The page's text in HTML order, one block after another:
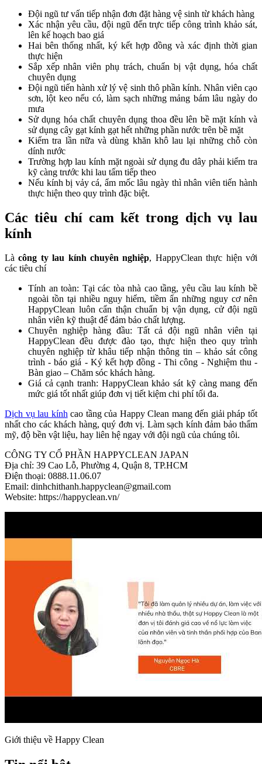
Đội ngũ tư vấn tiếp nhận đơn đặt hàng vệ sinh từ khách hàng
Xác nhận yêu cầu, đội ngũ đến trực tiếp công trình khảo sát,
lên kế hoạch bao giá
Hai bên thống nhất, ký kết hợp đồng và xác định thời gian
thực hiện
Sắp xếp nhân viên phụ trách, chuẩn bị vật dụng, hóa chất
chuyên dụng
Đội ngũ tiến hành xử lý vệ sinh thô phần kính. Nhân viên cạo
sơn, lột keo nếu có, làm sạch những mảng bám lâu ngày do
mưa
Sử dụng hóa chất chuyên dụng thoa đều lên bề mặt kính và
sử dụng cây gạt kính gạt hết những phần nước trên bề mặt
Kiểm tra lần nữa và dùng khăn khô lau lại những chỗ còn
dính nước
Trường hợp lau kính mặt ngoài sử dụng đu dây phải kiểm tra
kỹ càng trước khi lau tấm tiếp theo
Nếu kính bị vảy cá, ẩm mốc lâu ngày thì nhân viên tiến hành
thực hiện theo quy trình đặc biệt.
Các tiêu chí cam kết trong dịch vụ lau
kính
Làcông ty lau kính chuyên nghiệp, HappyClean thực hiện với
các tiêu chí
Tính an toàn: Tại các tòa nhà cao tầng, yêu cầu lau kính bề
ngoài tồn tại nhiều nguy hiểm, tiềm ẩn những nguy cơ nên
HappyClean luôn cẩn thận chuẩn bị vận dụng, cử đội ngũ
nhân viên kỹ thuật để đảm bảo chất lượng.
Chuyên nghiệp hàng đầu: Tất cả đội ngũ nhân viên tại
HappyClean đều được đào tạo, thực hiện theo quy trình
chuyên nghiệp từ khâu tiếp nhận thông tin – khảo sát công
trình - báo giá - Ký kết hợp đồng - Thi công - Nghiệm thu -
Bàn giao – Chăm sóc khách hàng.
Giá cả cạnh tranh: HappyClean khảo sát kỹ càng mang đến
mức giá tốt nhất giúp đơn vị tiết kiệm chi phí tối đa.
Dịch vụ lau kính cao tầng của Happy Clean mang đến giải pháp tốt
nhất cho các khách hàng, quý đơn vị. Làm sạch kính đảm bảo thẩm
mỹ, độ bền vật liệu, hay liên hệ ngay với đội ngũ của chúng tôi.
CÔNG TY CỔ PHẦN HAPPYCLEAN JAPAN
Địa chỉ: 39 Cao Lỗ, Phường 4, Quận 8, TP.HCM
Điện thoại: 0888.11.06.07
Email: dinhchithanh.happyclean@gmail.com
Website: https://happyclean.vn/
Giới thiệu về Happy Clean